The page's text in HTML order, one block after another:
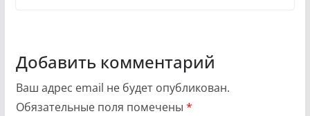
Добавить комментарий
Ваш адрес email не будет опубликован.
Обязательные поля помечены *